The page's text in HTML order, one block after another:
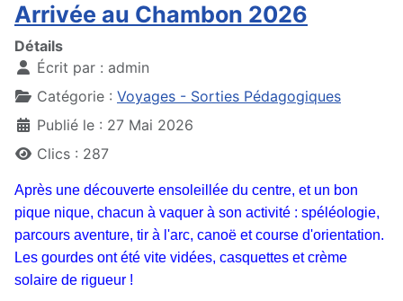
Arrivée au Chambon 2026
Détails
Écrit par : admin
Catégorie : Voyages - Sorties Pédagogiques
Publié le : 27 Mai 2026
Clics : 287
Après une découverte ensoleillée du centre, et un bon
pique nique, chacun à vaquer à son activité : spéléologie,
parcours aventure, tir à l'arc, canoë et course d'orientation.
Les gourdes ont été vite vidées, casquettes et crème
solaire de rigueur !